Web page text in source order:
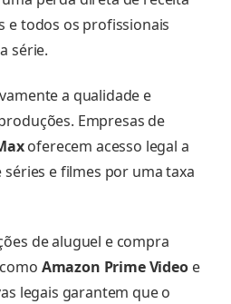
e todos os profissionais
série.
a qualidade e
Empresas de
oferecem acesso legal a
e filmes por uma taxa
de aluguel e compra
Amazon Prime Videoe
legais garantem que o